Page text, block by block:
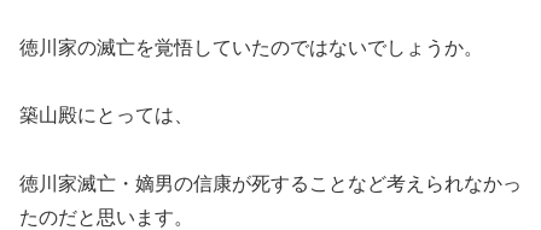
徳川家の滅亡を覚悟していたのではないでしょうか。
築山殿にとっては、
徳川家滅亡・嫡男の信康が死することなど考えられなかっ
たのだと思います。